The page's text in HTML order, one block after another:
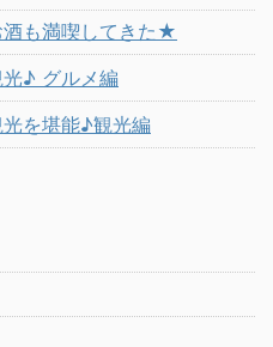
酒も満喫してきた★
♪ グルメ編
を堪能♪観光編